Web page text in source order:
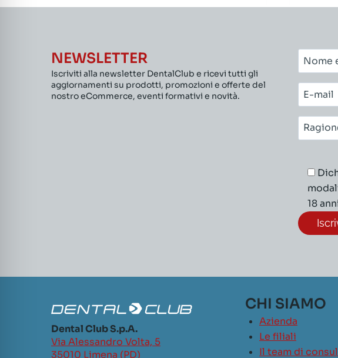
NEWSLETTER
Iscriviti alla newsletter DentalClub e ricevi tutti gli
aggiornamenti su prodotti, promozioni e offerte del
nostro eCommerce, eventi formativi e novità.
Nome
e
E-
mail*
Ragione
sociale*
18
Dental Club S.p.A.
Via Alessandro Volta, 5
35010 Limena (PD)
CHI SIAMO
Azienda
Le filiali
Il team di